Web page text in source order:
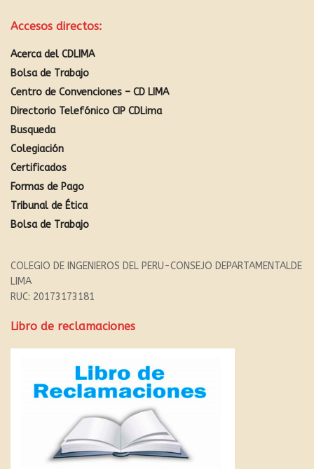
Accesos directos:
Acerca del CDLIMA
Bolsa de Trabajo
Centro de Convenciones – CD LIMA
Directorio Telefónico CIP CDLima
Busqueda
Colegiación
Certificados
Formas de Pago
Tribunal de Ética
Bolsa de Trabajo
COLEGIO DE INGENIEROS DEL PERU-CONSEJO DEPARTAMENTALDE
LIMA
RUC: 20173173181
Libro de reclamaciones